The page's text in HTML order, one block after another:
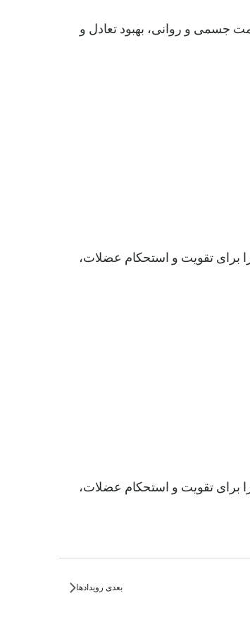
جسمی و روانی، بهبود تعادل و
را برای تقویت و استحکام عضلات،
را برای تقویت و استحکام عضلات،
بعدی رویدادها